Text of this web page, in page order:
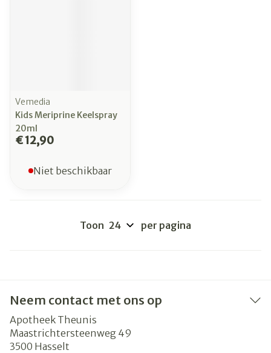
Vemedia
Kids Meriprine Keelspray
20ml
€ 12,90
Niet beschikbaar
Toon per pagina
Neem contact met ons op
Apotheek Theunis
Maastrichtersteenweg 49
3500 Hasselt